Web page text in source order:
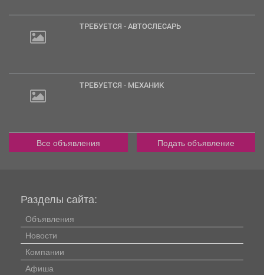
ТРЕБУЕТСЯ - АВТОСЛЕСАРЬ
ТРЕБУЕТСЯ - МЕХАНИК
Все объявления Подать объявление
Разделы сайта:
Объявления
Новости
Компании
Афиша